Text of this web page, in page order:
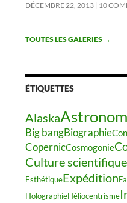
DÉCEMBRE 22, 2013 10
TOUTES LES GALERIES →
ÉTIQUETTES
Alaska
Big bangBiographie
CopernicCosmogonie
Culture scientifique
EsthétiqueExpédition
HolographieHéliocentrisme